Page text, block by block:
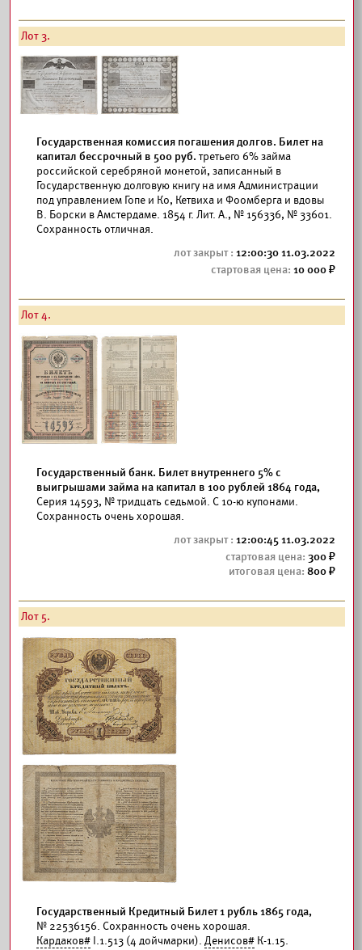
Лот 3.
Государственная комиссия погашения долгов. Билет на
капитал бессрочный в 500 руб. третьего 6% займа
российской серебряной монетой, записанный в
Государственную долговую книгу на имя Администрации
под управлением Гопе и Ко, Кетвиха и Фоомберга и вдовы
В. Борски в Амстердаме. 1854 г. Лит. А., № 156336, № 33601.
Сохранность отличная.
12:00:30 11.03.2022
10 000
Лот 4.
Государственный банк. Билет внутреннего 5% с
выигрышами займа на капитал в 100 рублей 1864 года,
Серия 14593, № тридцать седьмой. С 10-ю купонами.
Сохранность очень хорошая.
12:00:45 11.03.2022
300
800
Лот 5.
Государственный Кредитный Билет 1 рубль 1865 года,
№ 22536156. Сохранность очень хорошая.
Кардаков# I.1.513 (4 дойчмарки). Денисов# К-1.15.